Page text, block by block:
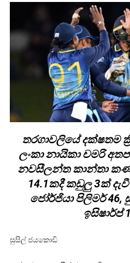
තරගාවලියේ දක්ෂතම
ලංකා නායිකා චමරි
නවසීලන්ත කාන්තා
14.1කදී කඩුලු 3ක්
ජෝර්ජියා පිලිමර් 46,
ඉසිෂාර්ප්
සුසිල් ජයකොඩි